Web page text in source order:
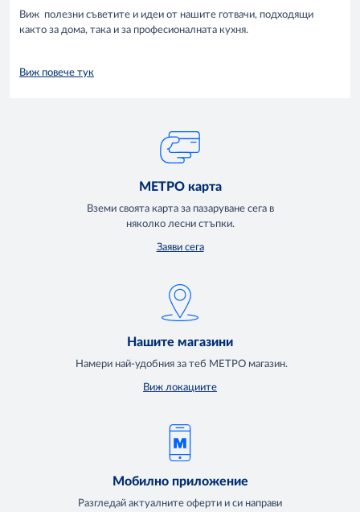
Виж полезни съветите и идеи от нашите готвачи, подходящи
както за дома, така и за професионалната кухня.
Виж повече тук
МЕТРО карта
Вземи своята карта за пазаруване сега в
няколко лесни стъпки.
Заяви сега
Нашите магазини
Намери най-удобния за теб МЕТРО магазин.
Виж локациите
Мобилно приложение
Разгледай актуалните оферти и си направи